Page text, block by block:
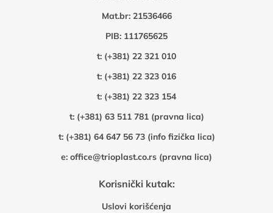
Mat.br: 21536466
PIB: 111765625
t: (+381) 22 321 010
t: (+381) 22 323 016
t: (+381) 22 323 154
t: (+381) 63 511 781 (pravna lica)
t: (+381) 64 647 56 73 (info fizička lica)
e: office@trioplast.co.rs (pravna lica)
Korisnički kutak:
Uslovi korišćenja